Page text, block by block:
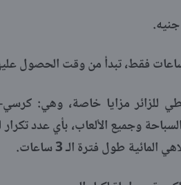
للزائر مزايا خاصة، وهي:
وجميع الألعاب، بأي عدد
طول فترة الـ 3 ساعات.